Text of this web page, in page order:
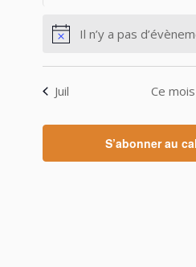
NoticeIl n’y a pas
Juil Ce
S’abonner au